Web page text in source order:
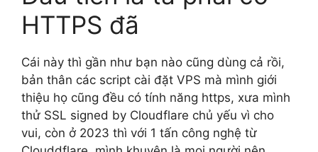
HTTPS đã
Cái này thì gần như bạn nào cũng dùng cả rồi,
bản thân các script cài đặt VPS mà mình giới
thiệu họ cũng đều có tính năng https, xưa mình
thử SSL signed by Cloudflare chủ yếu vì cho
vui, còn ở 2023 thì với 1 tấn công nghệ từ